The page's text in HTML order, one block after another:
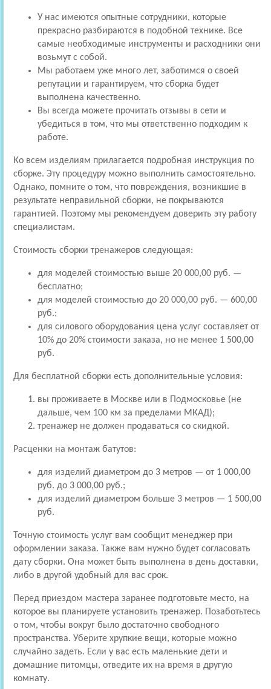
У нас имеются опытные сотрудники, которые
прекрасно разбираются в подобной технике. Все
самые необходимые инструменты и расходники они
возьмут с собой.
Мы работаем уже много лет, заботимся о своей
репутации и гарантируем, что сборка будет
выполнена качественно.
Вы всегда можете прочитать отзывы в сети и
убедиться в том, что мы ответственно подходим к
работе.
Ко всем изделиям прилагается подробная инструкция по
сборке. Эту процедуру можно выполнить самостоятельно.
Однако, помните о том, что повреждения, возникшие в
результате неправильной сборки, не покрываются
гарантией. Поэтому мы рекомендуем доверить эту работу
специалистам.
Стоимость сборки тренажеров следующая:
для моделей стоимостью выше 20 000,00 руб. —
бесплатно;
для моделей стоимостью до 20 000,00 руб. — 600,00
руб.;
для силового оборудования цена услуг составляет от
10% до 20% стоимости заказа, но не менее 1 500,00
руб.
Для бесплатной сборки есть дополнительные условия:
вы проживаете в Москве или в Подмосковье (не
дальше, чем 100 км за пределами МКАД);
тренажер не должен продаваться со скидкой.
Расценки на монтаж батутов:
для изделий диаметром до 3 метров — от 1 000,00
руб. до 3 000,00 руб.;
для изделий диаметром больше 3 метров — 1 500,00
руб.
Точную стоимость услуг вам сообщит менеджер при
оформлении заказа. Также вам нужно будет согласовать
дату сборки. Она может быть выполнена в день доставки,
либо в другой удобный для вас срок.
Перед приездом мастера заранее подготовьте место, на
которое вы планируете установить тренажер. Позаботьтесь
о том, чтобы вокруг было достаточно свободного
пространства. Уберите хрупкие вещи, которые можно
случайно задеть. Если у вас есть маленькие дети и
домашние питомцы, отведите их на время в другую
комнату.